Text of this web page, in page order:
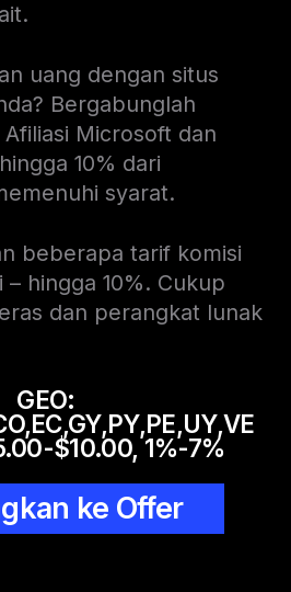
uang dengan situs
Bergabunglah
Microsoft dan
10% dari
syarat.
beberapa tarif komisi
hingga 10%. Cukup
dan perangkat lunak
GEO:
$10.00, 1%-7%
ke Offer